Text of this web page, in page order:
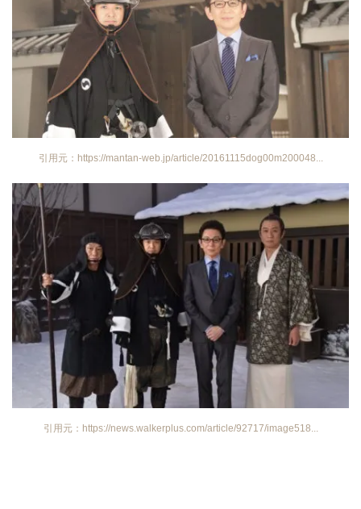
引用元：https://mantan-web.jp/article/20161115dog00m200048...
引用元：https://news.walkerplus.com/article/92717/image518...